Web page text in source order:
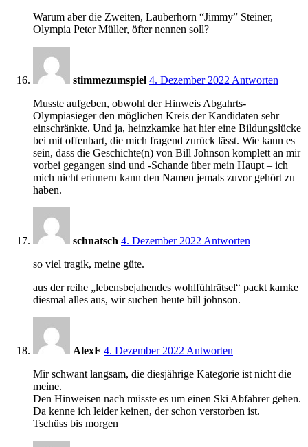
Warum aber die Zweiten, Lauberhorn “Jimmy” Steiner,
Olympia Peter Müller, öfter nennen soll?
stimmezumspiel 4. Dezember 2022 Antworten
Musste aufgeben, obwohl der Hinweis Abgahrts-
Olympiasieger den möglichen Kreis der Kandidaten sehr
einschränkte. Und ja, heinzkamke hat hier eine Bildungslücke
bei mit offenbart, die mich fragend zurück lässt. Wie kann es
sein, dass die Geschichte(n) von Bill Johnson komplett an mir
vorbei gegangen sind und -Schande über mein Haupt – ich
mich nicht erinnern kann den Namen jemals zuvor gehört zu
haben.
schnatsch 4. Dezember 2022 Antworten
so viel tragik, meine güte.
aus der reihe „lebensbejahendes wohlfühlrätsel“ packt kamke
diesmal alles aus, wir suchen heute bill johnson.
AlexF 4. Dezember 2022 Antworten
Mir schwant langsam, die diesjährige Kategorie ist nicht die
meine.
Den Hinweisen nach müsste es um einen Ski Abfahrer gehen.
Da kenne ich leider keinen, der schon verstorben ist.
Tschüss bis morgen